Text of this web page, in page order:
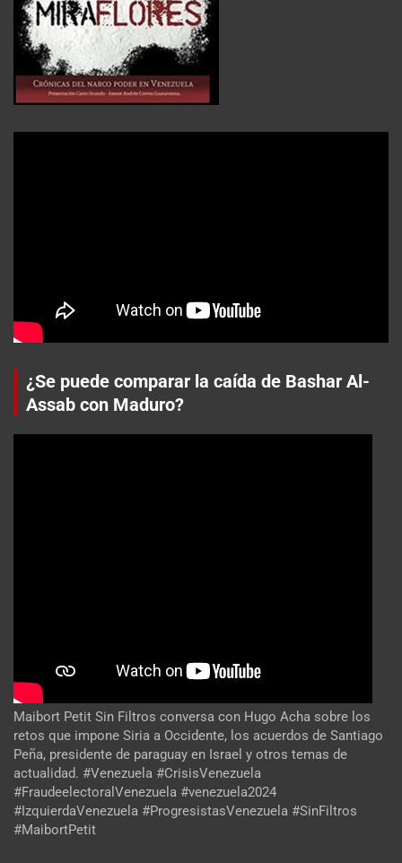
¿Se puede comparar la caída de Bashar Al-
Assab con Maduro?
Maibort Petit Sin Filtros conversa con Hugo Acha sobre los
retos que impone Siria a Occidente, los acuerdos de Santiago
Peña, presidente de paraguay en Israel y otros temas de
actualidad. #Venezuela #CrisisVenezuela
#FraudeelectoralVenezuela #venezuela2024
#IzquierdaVenezuela #ProgresistasVenezuela #SinFiltros
#MaibortPetit